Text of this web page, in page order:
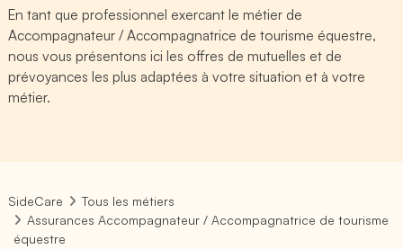
En tant que professionnel exercant le métier de
Accompagnateur / Accompagnatrice de tourisme équestre,
nous vous présentons ici les offres de mutuelles et de
prévoyances les plus adaptées à votre situation et à votre
métier.
SideCare
Tous les métiers
Assurances Accompagnateur / Accompagnatrice de tourisme
équestre